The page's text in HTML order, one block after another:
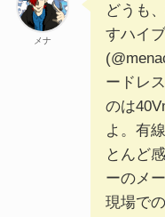
メナ
どうも
すハイ
ードレ
のは
よ。有
とんど
ーのメ
現場で